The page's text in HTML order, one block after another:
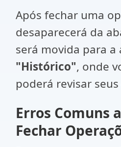
Após fechar uma
desaparecerá da
será movida para a
"Histórico", onde
poderá revisar
Erros Comuns
Fechar